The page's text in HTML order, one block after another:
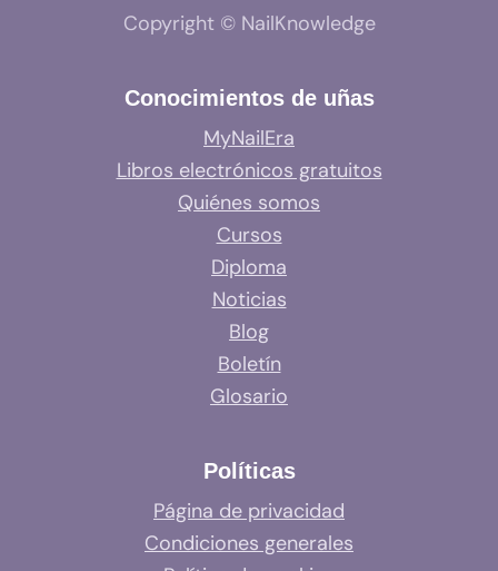
Copyright © NailKnowledge
Conocimientos de uñas
MyNailEra
Libros electrónicos gratuitos
Quiénes somos
Cursos
Diploma
Noticias
Blog
Boletín
Glosario
Políticas
Página de privacidad
Condiciones generales